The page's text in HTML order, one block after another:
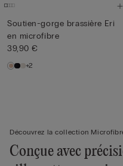
Soutien-gorge brassière Eri
en microfibre
39,90 €
+2
Découvrez la collection
Conçue avec